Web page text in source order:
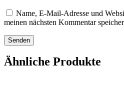
Name, E-Mail-Adresse und
meinen nächsten Kommentar
Ähnliche Produkte